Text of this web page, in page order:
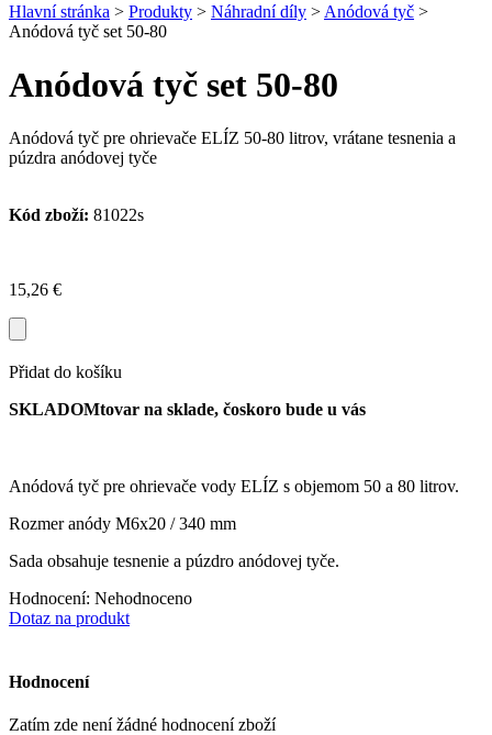
Hlavní stránka > Produkty > Náhradní díly > Anódová tyč >
Anódová tyč set 50-80
Anódová tyč set 50-80
Anódová tyč pre ohrievače ELÍZ 50-80 litrov, vrátane tesnenia a
púzdra anódovej tyče
Kód zboží: 81022s
15,26 €
Přidat do košíku
SKLADOMtovar na sklade, čoskoro bude u vás
Anódová tyč pre ohrievače vody ELÍZ s objemom 50 a 80 litrov.
Rozmer anódy M6x20 / 340 mm
Sada obsahuje tesnenie a púzdro anódovej tyče.
Hodnocení: Nehodnoceno
Dotaz na produkt
Hodnocení
Zatím zde není žádné hodnocení zboží